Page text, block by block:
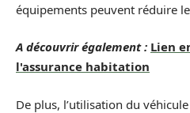
équipements peuvent réduire le
A découvrir également : Lien
l'assurance habitation
De plus, l’utilisation du